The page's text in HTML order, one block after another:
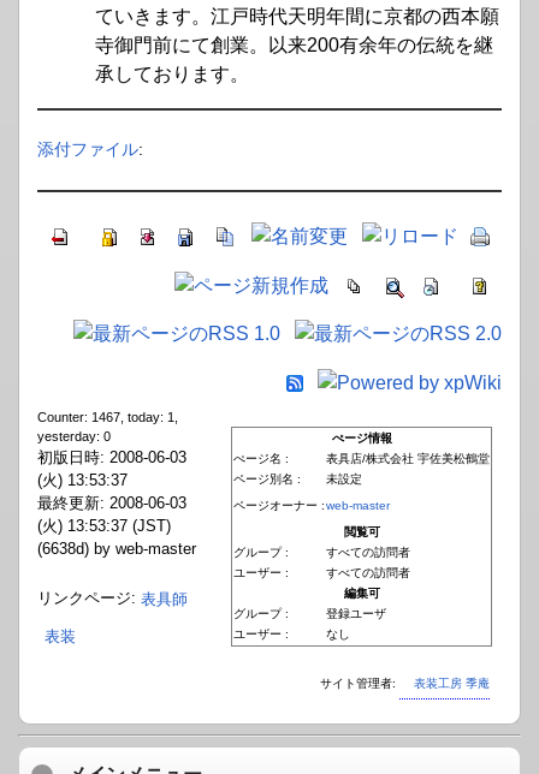
ていきます。江戸時代天明年間に京都の西本願
寺御門前にて創業。以来200有余年の伝統を継
承しております。
添付ファイル:
ぺージ情報
ぺージ名 :
表具店/株式会社 宇佐美松鶴堂
ページ別名 :
未設定
ページオーナー :web-master
閲覧可
グループ :
すべての訪問者
ユーザー :
すべての訪問者
編集可
グループ :
登録ユーザ
ユーザー :
なし
Counter: 1467, today: 1,
yesterday: 0
初版日時: 2008-06-03
(火) 13:53:37
最終更新: 2008-06-03
(火) 13:53:37 (JST)
(6638d) by web-master
リンクページ: 表具師
表装
サイト管理者: 表装工房 季庵